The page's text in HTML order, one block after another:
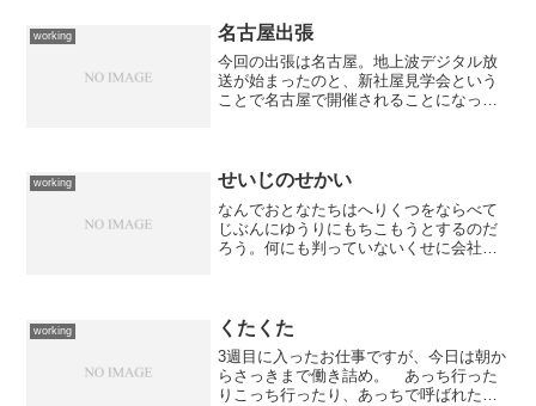
バーと同一にした後...
working 名古屋出張
今回の出張は名古屋。地上波デジタル放
送が始まったのと、新社屋見学会という
ことで名古屋で開催されることになった
マジメな日程になって...
working せいじのせかい
なんでおとなたちはへりくつをならべて
じぶんにゆうりにもちこもうとするのだ
ろう。何にも判っていないくせに会社の
いことをあたかも出来るか...
working くたくた
3週目に入ったお仕事ですが、今日は朝か
らさっきまで働き詰め。 あっち行った
りこっち行ったり、あっちで呼ばれたり